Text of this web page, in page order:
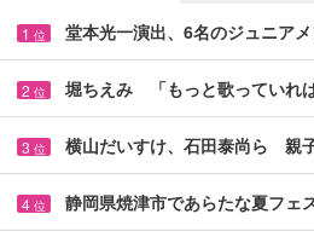
1 位 堂本光一演出、6名のジュニア
2 位 堀ちえみ 「もっと歌っていれ
3 位 横山だいすけ、石田泰尚ら 親
4 位 静岡県焼津市であらたな夏フ